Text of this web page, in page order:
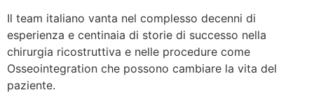
Il team italiano vanta nel complesso decenni di
esperienza e centinaia di storie di successo nella
chirurgia ricostruttiva e nelle procedure come
Osseointegration che possono cambiare la vita del
paziente.